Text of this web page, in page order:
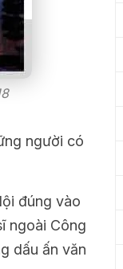
người có
đúng vào
ngoài Công
dấu ấn văn